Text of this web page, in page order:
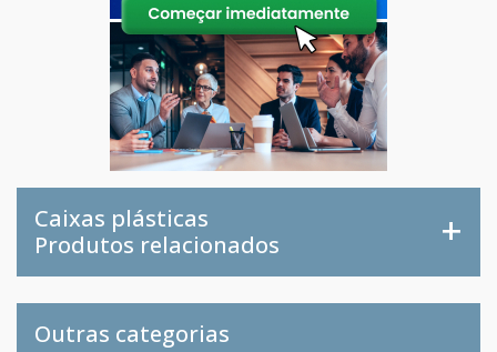
Caixas plásticas
Produtos relacionados
Outras categorias